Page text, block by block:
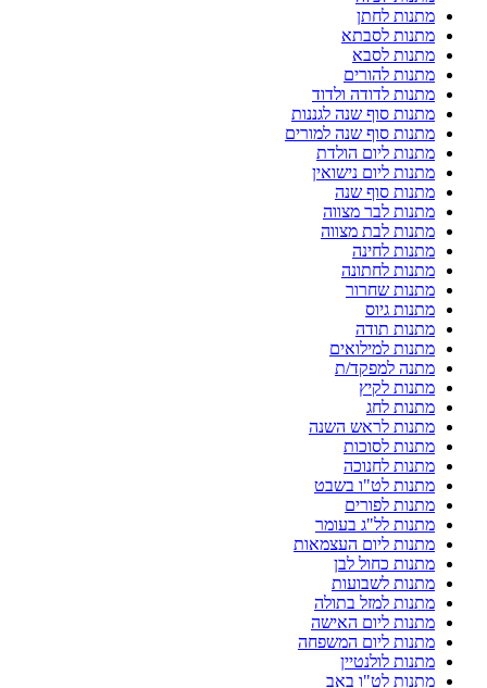
מתנות לחתן
מתנות לסבתא
מתנות לסבא
מתנות להורים
מתנות לדודה ולדוד
מתנות סוף שנה לגננות
מתנות סוף שנה למורים
מתנות ליום הולדת
מתנות ליום נישואין
מתנות סוף שנה
מתנות לבר מצווה
מתנות לבת מצווה
מתנות לחינה
מתנות לחתונה
מתנות שחרור
מתנות גיוס
מתנות תודה
מתנות למילואים
מתנה למפקד/ת
מתנות לקיץ
מתנות לחג
מתנות לראש השנה
מתנות לסוכות
מתנות לחנוכה
מתנות לט"ו בשבט
מתנות לפורים
מתנות לל"ג בעומר
מתנות ליום העצמאות
מתנות כחול לבן
מתנות לשבועות
מתנות למזל בתולה
מתנות ליום האישה
מתנות ליום המשפחה
מתנות לולנטיין
מתנות לט"ו באב